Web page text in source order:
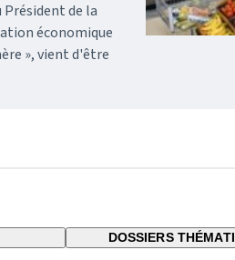
Président de la
économique
», vient d'être
DOSSIERS